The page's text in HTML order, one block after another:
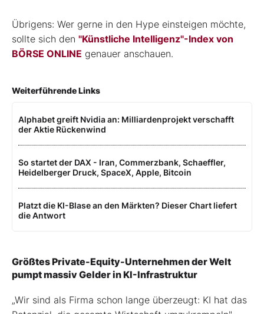
Übrigens: Wer gerne in den Hype einsteigen möchte,
sollte sich den "Künstliche Intelligenz"-Index von
BÖRSE ONLINE genauer anschauen.
Weiterführende Links
Alphabet greift Nvidia an: Milliardenprojekt verschafft
der Aktie Rückenwind
So startet der DAX - Iran, Commerzbank, Schaeffler,
Heidelberger Druck, SpaceX, Apple, Bitcoin
Platzt die KI-Blase an den Märkten? Dieser Chart liefert
die Antwort
Größtes Private-Equity-Unternehmen der Welt
pumpt massiv Gelder in KI-Infrastruktur
„Wir sind als Firma schon lange überzeugt: KI hat das